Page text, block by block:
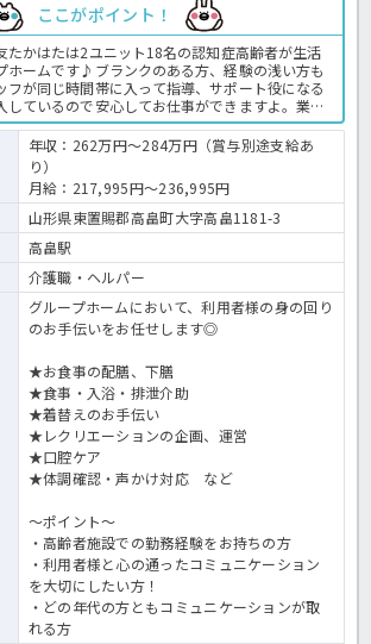
ここがポイント！
たかはたは2ユニット18名の認知症高齢者が生活
ホームです♪ブランクのある方、経験の浅い方も
が同じ時間帯に入って指導、サポート役になる
しているので安心してお仕事ができますよ。業務
どの介護、清掃やシーツ交換、洗濯などの生活支
ンです。認知症ケアや家庭的な環境で入所者に寄
い方大歓迎です♪ご興味のある方はお気軽にお問
プホームでの介護業務全般です。 ＜介護職 正
ムの求人＞
年収：262万円～284万円（賞与別途支給あ
り）
月給：217,995円～236,995円
山形県東置賜郡高畠町大字高畠1181-3
高畠駅
介護職・ヘルパー
グループホームにおいて、利用者様の身の回り
のお手伝いをお任せします◎
★お食事の配膳、下膳
★食事・入浴・排泄介助
★着替えのお手伝い
★レクリエーションの企画、運営
★口腔ケア
★体調確認・声かけ対応 など
～ポイント～
・高齢者施設での勤務経験をお持ちの方
・利用者様と心の通ったコミュニケーション
を大切にしたい方！
・どの年代の方ともコミュニケーションが取
れる方